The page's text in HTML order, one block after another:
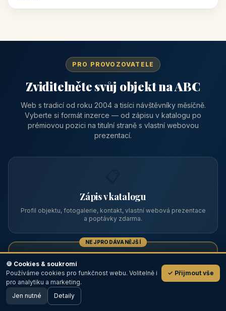
PRO PROVOZOVATELE
Zviditelněte svůj objekt na ABC
Web s tradicí od roku 2004 a tisíci návštěvníky měsíčně.
Vyberte si formát inzerce — od zápisu v katalogu po
prémiovou pozici na titulní straně s vlastní webovou
prezentací.
Zápis v katalogu
Profil objektu, fotogalerie, kontakt, vlastní webová prezentace
a poptávky zdarma.
NEJPRODÁVANĚJŠÍ
Prémiový partner
TOP pozice na titulce, přednost ve výpisech, zlatý odznak a
💬
🖥️ Desktop verze
🍪 Cookies & soukromí
Používáme cookies pro funkčnost webu. Volitelně i
pro analytiku a marketing.
✓ Přijmout vše
Jen nutné Detaily